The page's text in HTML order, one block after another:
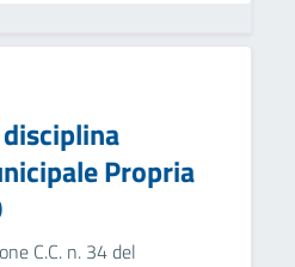
Propria
C.C. n. 34 del